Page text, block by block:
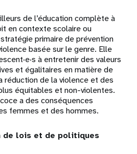
de l’éducation complète à
en contexte scolaire ou
primaire de prévention
basée sur le genre. Elle
à entretenir des valeurs
et égalitaires en matière de
réduction de la violence et des
équitables et non-violentes.
a des conséquences
femmes et des hommes.
de lois et de politiques